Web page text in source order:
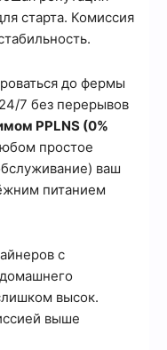
старта. Комиссия
до фермы
7 без перерывов
PPLNS (0%
простое
ваш
питанием
с
высок.
выше